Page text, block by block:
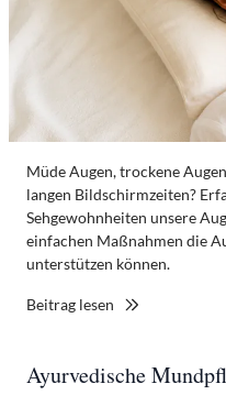
Müde Augen, trockene
langen Bildschirmzeiten?
Sehgewohnheiten unsere
einfachen Maßnahmen die
unterstützen können.
Beitrag lesen
Ayurvedische